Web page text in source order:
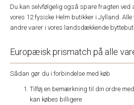
Du kan selvfølgelig også spare fragten ved
vores 12 fysiske Helm butikker i Jylland.
andre varer i vores landsdækkende
Europæisk prismatch på alle
Sådan gør du i forbindelse med køb
Tilføj en bemærkning til din ordre
kan købes billigere